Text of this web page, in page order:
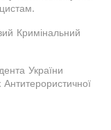
Кримінальний
України